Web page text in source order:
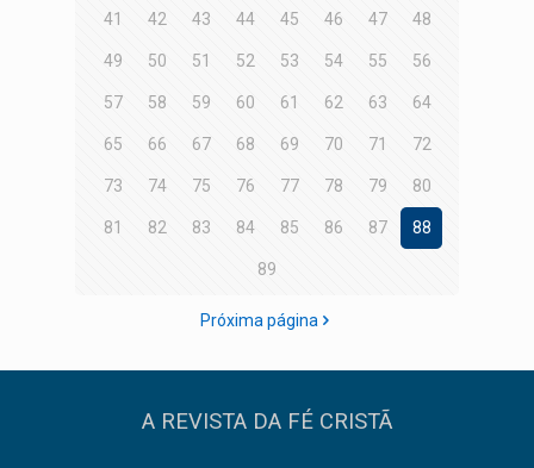
41 42 43 44 45 46 47 48
49 50 51 52 53 54 55 56
57 58 59 60 61 62 63 64
65 66 67 68 69 70 71 72
73 74 75 76 77 78 79 80
81 82 83 84 85 86 87 88
89
Próxima página
A REVISTA DA FÉ CRISTÃ